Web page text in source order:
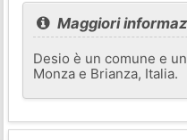
Maggiori
Desio è un comune e
Monza e Brianza, Italia.